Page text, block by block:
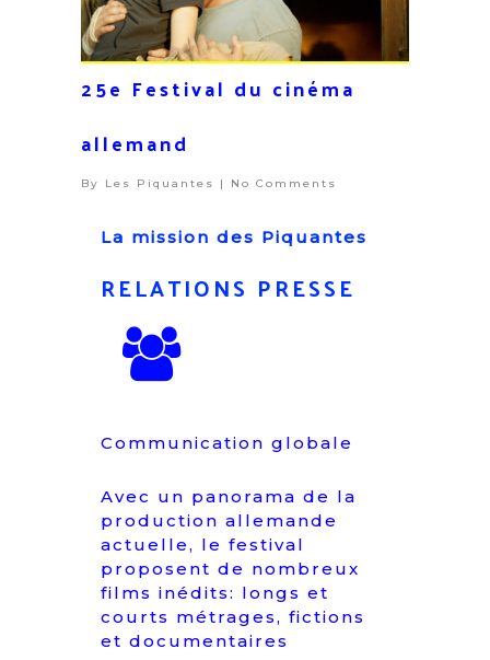
25e Festival du cinéma
allemand
By Les Piquantes | No Comments
La mission des Piquantes
RELATIONS PRESSE
Communication globale
Avec un panorama de la
production allemande
actuelle, le festival
proposent de nombreux
films inédits: longs et
courts métrages, fictions
et documentaires